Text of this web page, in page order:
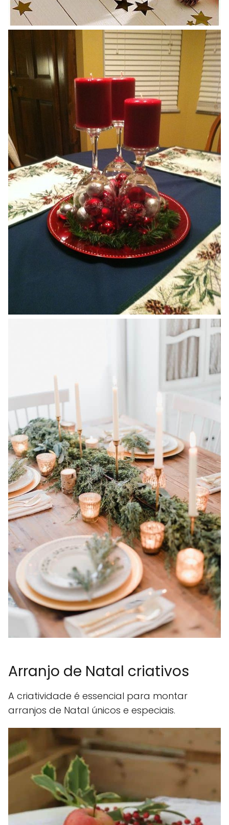
Arranjo de Natal criativos
A criatividade é essencial para montar
arranjos de Natal únicos e especiais.